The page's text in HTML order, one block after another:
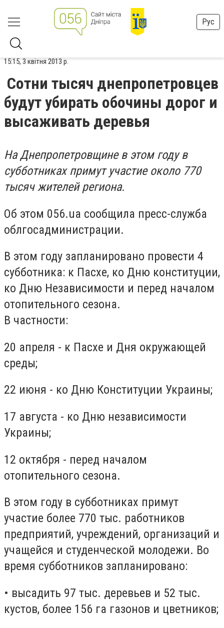
Рус
15:15, 3 квітня 2013 р.
Сотни тысяч днепропетровцев
будут убирать обочины дорог и
высаживать деревья
На Днепропетровщине в этом году в
субботниках примут участие около 770
тысяч жителей региона.
Об этом 056.ua сообщила пресс-служба
облгосадминистрации.
В этом году запланировано провести 4
субботника: к Пасхе, ко Дню конституции,
ко Дню Независимости и перед началом
отопительного сезона.
В частности:
20 апреля - к Пасхе и Дня окружающей
среды;
22 июня - ко Дню Конституции Украины;
17 августа - ко Дню независимости
Украины;
12 октября - перед началом
отопительного сезона.
В этом году в субботниках примут
участие более 770 тыс. работников
предприятий, учреждений, организаций и
учащейся и студенческой молодежи. Во
время субботников запланировано:
• высадить 97 тыс. деревьев и 52 тыс.
кустов, более 156 га газонов и цветников;